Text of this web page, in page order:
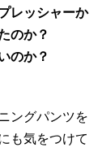
レッシャーか
のか？
のか？
ングパンツを
も気をつけて